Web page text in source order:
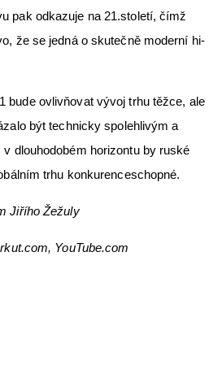
pak odkazuje na 21.století, čímž
že se jedná o skutečně moderní hi-
bude ovlivňovat vývoj trhu těžce, ale
být technicky spolehlivým a
dlouhodobém horizontu by ruské
trhu konkurenceschopné.
Jiřího Žežuly
YouTube.com